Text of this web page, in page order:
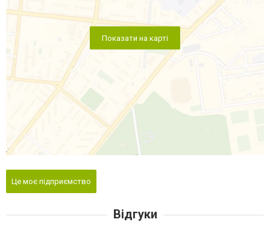
Показати на карті
Це моє підприємство
Відгуки